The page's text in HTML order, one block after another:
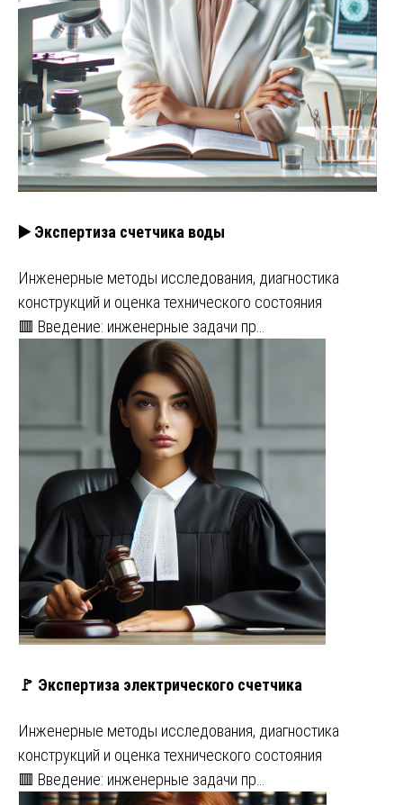
▶️ Экспертиза счетчика воды
Инженерные методы исследования, диагностика
конструкций и оценка технического состояния
🟥 Введение: инженерные задачи пр…
🚩 Экспертиза электрического счетчика
Инженерные методы исследования, диагностика
конструкций и оценка технического состояния
🟥 Введение: инженерные задачи пр…